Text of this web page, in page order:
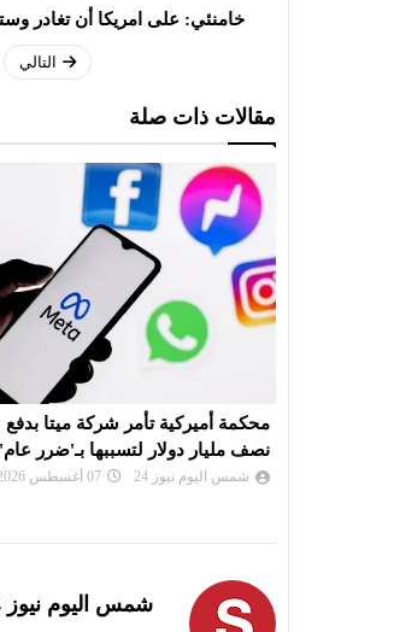
خامنئي: على امريكا أن تغادر
التالي
مقالات ذات صلة
محكمة أميركية تأمر شركة ميتا بدفع
نصف مليار دولار لتسببها بـ'ضرر عام'
شمس اليوم نيوز 24 07 أغسطس 2026
شمس اليوم نيوز 24